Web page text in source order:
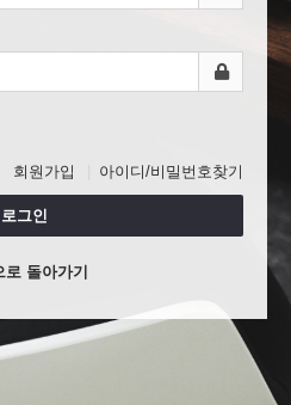
회원가입 아이디/비밀번호찾기
로그인
로 돌아가기